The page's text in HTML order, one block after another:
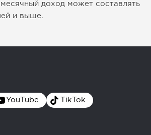
доход может составлять
и выше.
YouTube TikTok